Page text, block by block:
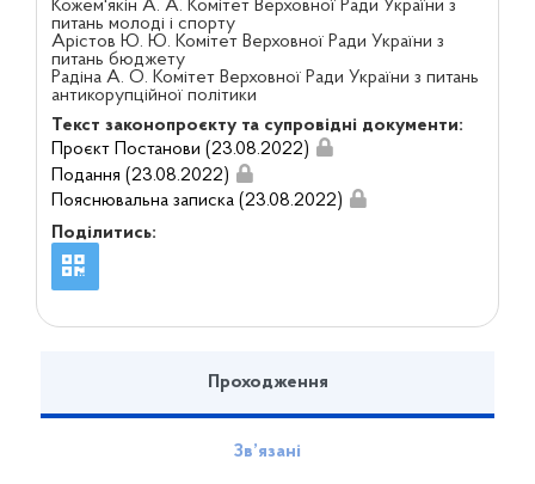
Кожем'якін А. А. Комітет Верховної Ради України з
питань молоді і спорту
Арістов Ю. Ю. Комітет Верховної Ради України з
питань бюджету
Радіна А. О. Комітет Верховної Ради України з питань
антикорупційної політики
Текст законопроєкту та супровідні документи:
Проєкт Постанови (23.08.2022)
Подання (23.08.2022)
Пояснювальна записка (23.08.2022)
Поділитись:
Проходження
Зв’язані